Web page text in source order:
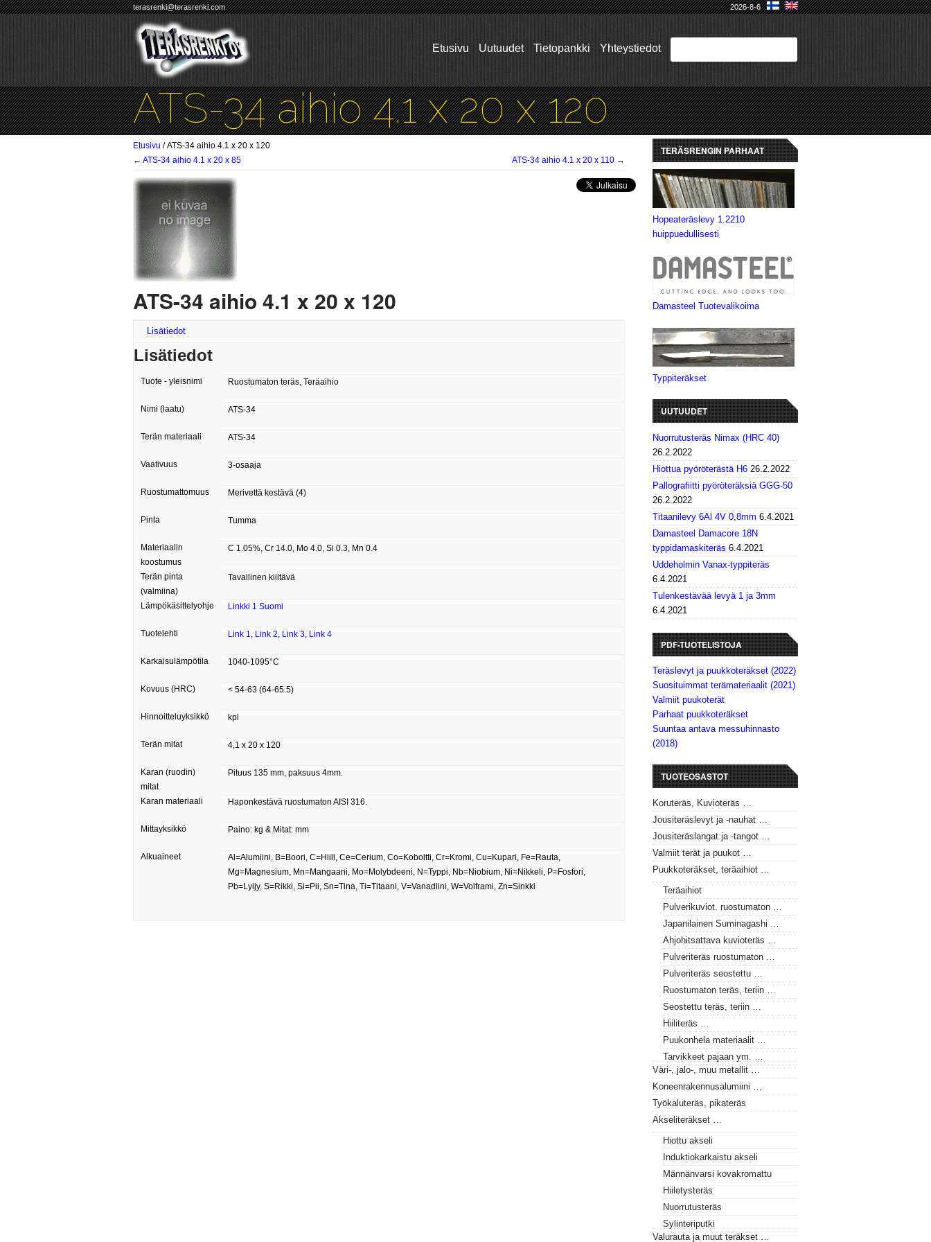
terasrenki@terasrenki.com 2026-8-6
Etusivu Uutuudet Tietopankki Yhteystiedot
ATS-34 aihio 4.1 x 20 x 120
Etusivu / ATS-34 aihio 4.1 x 20 x 120
← ATS-34 aihio 4.1 x 20 x 85 ATS-34 aihio 4.1 x 20 x 110 →
ATS-34 aihio 4.1 x 20 x 120
Lisätiedot
Lisätiedot
Tuote - yleisnimi Ruostumaton teräs, Teräaihio
Nimi (laatu) ATS-34
Terän materiaali ATS-34
Vaativuus 3-osaaja
Ruostumattomuus Merivettä kestävä (4)
Pinta Tumma
Materiaalin
koostumus
C 1.05%, Cr 14.0, Mo 4.0, Si 0.3, Mn 0.4
Terän pinta
(valmiina)
Tavallinen kiiltävä
Lämpökäsittelyohje Linkki 1 Suomi
Tuotelehti Link 1, Link 2, Link 3, Link 4
Karkaisulämpötila 1040-1095°C
Kovuus (HRC) < 54-63 (64-65.5)
Hinnoitteluyksikkö kpl
Terän mitat 4,1 x 20 x 120
Karan (ruodin)
mitat
Pituus 135 mm, paksuus 4mm.
Karan materiaali Haponkestävä ruostumaton AISI 316.
Mittayksikkö Paino: kg & Mitat: mm
Alkuaineet
Al=Alumiini, B=Boori, C=Hiili, Ce=Cerium, Co=Koboltti, Cr=Kromi, Cu=Kupari, Fe=Rauta,
Mg=Magnesium, Mn=Mangaani, Mo=Molybdeeni, N=Typpi, Nb=Niobium, Ni=Nikkeli, P=Fosfori,
Pb=Lyijy, S=Rikki, Si=Pii, Sn=Tina, Ti=Titaani, V=Vanadiini, W=Volframi, Zn=Sinkki
TERÄSRENGIN PARHAAT
Hopeateräslevy 1.2210
huippuedullisesti
Damasteel Tuotevalikoima
Typpiteräkset
UUTUUDET
Nuorrutusteräs Nimax (HRC 40)
26.2.2022
Hiottua pyöröterästä H6 26.2.2022
Pallografiitti pyöröteräksiä GGG-50
26.2.2022
Titaanilevy 6Al 4V 0,8mm 6.4.2021
Damasteel Damacore 18N
typpidamaskiteräs 6.4.2021
Uddeholmin Vanax-typpiteräs
6.4.2021
Tulenkestävää levyä 1 ja 3mm
6.4.2021
PDF-TUOTELISTOJA
Teräslevyt ja puukkoteräkset (2022)
Suosituimmat terämateriaalit (2021)
Valmiit puukoterät
Parhaat puukkoteräkset
Suuntaa antava messuhinnasto
(2018)
TUOTEOSASTOT
Koruteräs, Kuvioteräs …
Jousiteräslevyt ja -nauhat …
Jousiteräslangat ja -tangot …
Valmiit terät ja puukot …
Puukkoteräkset, teräaihiot …
Teräaihiot
Pulverikuviot. ruostumaton …
Japanilainen Suminagashi …
Ahjohitsattava kuvioteräs …
Pulveriteräs ruostumaton …
Pulveriteräs seostettu …
Ruostumaton teräs, teriin …
Seostettu teräs, teriin …
Hiiliteräs …
Puukonhela materiaalit …
Tarvikkeet pajaan ym. …
Väri-, jalo-, muu metallit …
Koneenrakennusalumiini …
Työkaluteräs, pikateräs
Akseliteräkset …
Hiottu akseli
Induktiokarkaistu akseli
Männänvarsi kovakromattu
Hiiletysteräs
Nuorrutusteräs
Sylinteriputki
Valurauta ja muut teräkset …